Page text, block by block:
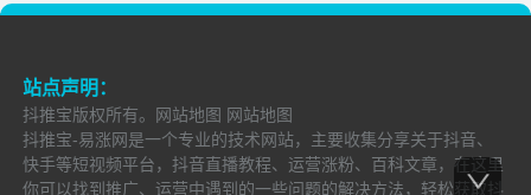
站点声明：
抖推宝版权所有。 网站地图 网站地图
抖推宝-易涨网是一个专业的技术网站，主要收集分享关于抖音、
快手等短视频平台，抖音直播教程、运营涨粉、百科文章，在这里
你可以找到推广、运营中遇到的一些问题的解决方法，轻松获取抖